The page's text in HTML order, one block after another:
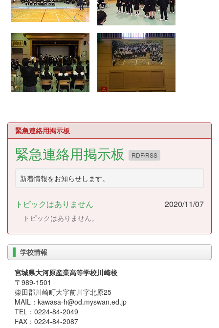
緊急連絡用掲示板
緊急連絡用掲示板 RDF/RSS
新着情報をお知らせします。
トピックはありません 2020/11/07
トピックはありません。
学校情報
宮城県大河原産業高等学校川崎校
〒989-1501
柴田郡川崎町大字前川字北原25
MAIL：kawasa-h@od.myswan.ed.jp
TEL：0224-84-2049
FAX：0224-84-2087